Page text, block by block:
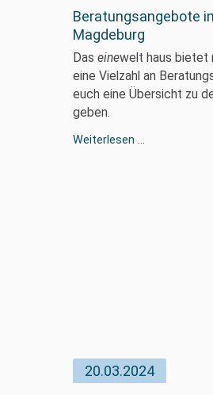
Beratungsangebote
Magdeburg
Das einewelt haus bietet
eine Vielzahl an
euch eine Übersicht zu
geben.
Weiterlesen …
20.03.2024